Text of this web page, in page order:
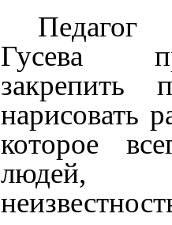
Педагог
Гусева
закрепить
нарисовать
которое
людей,